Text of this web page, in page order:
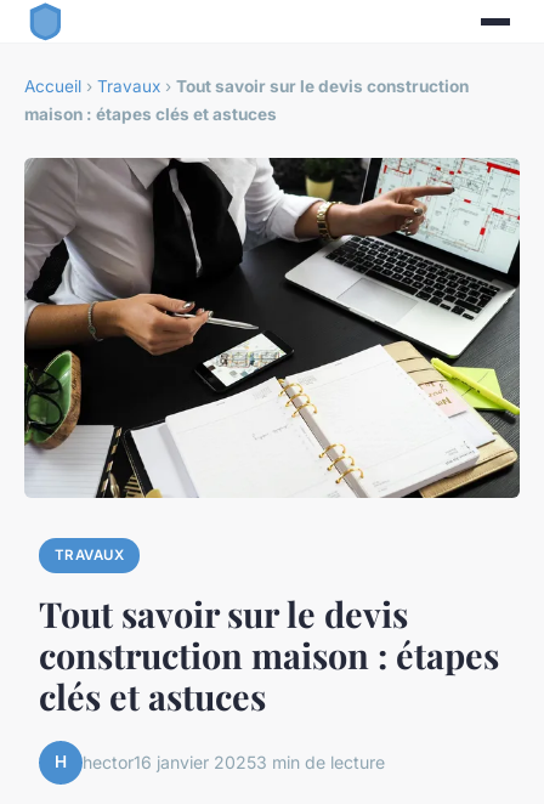
Accueil › Travaux › Tout savoir sur le devis construction
maison : étapes clés et astuces
TRAVAUX
Tout savoir sur le devis
construction maison : étapes
clés et astuces
H hector16 janvier 20253 min de lecture